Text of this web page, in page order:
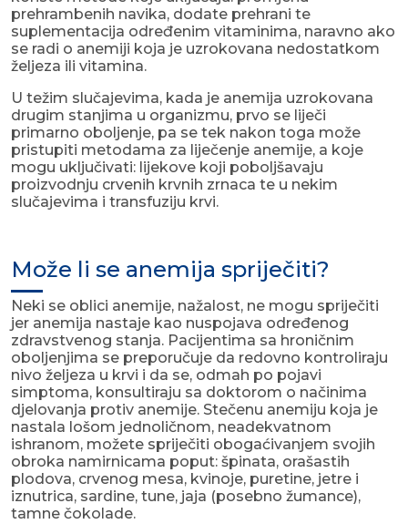
prehrambenih navika, dodate prehrani te
suplementacija određenim vitaminima, naravno ako
se radi o anemiji koja je uzrokovana nedostatkom
željeza ili vitamina.
U težim slučajevima, kada je anemija uzrokovana
drugim stanjima u organizmu, prvo se liječi
primarno oboljenje, pa se tek nakon toga može
pristupiti metodama za liječenje anemije, a koje
mogu uključivati: lijekove koji poboljšavaju
proizvodnju crvenih krvnih zrnaca te u nekim
slučajevima i transfuziju krvi.
Može li se anemija spriječiti?
Neki se oblici anemije, nažalost, ne mogu spriječiti
jer anemija nastaje kao nuspojava određenog
zdravstvenog stanja. Pacijentima sa hroničnim
oboljenjima se preporučuje da redovno kontroliraju
nivo željeza u krvi i da se, odmah po pojavi
simptoma, konsultiraju sa doktorom o načinima
djelovanja protiv anemije. Stečenu anemiju koja je
nastala lošom jednoličnom, neadekvatnom
ishranom, možete spriječiti obogaćivanjem svojih
obroka namirnicama poput: špinata, orašastih
plodova, crvenog mesa, kvinoje, puretine, jetre i
iznutrica, sardine, tune, jaja (posebno žumance),
tamne čokolade.